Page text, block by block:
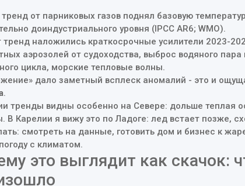
от парниковых газов поднял базовую
доиндустриального уровня (IPCC AR6; WMO).
тренд наложились краткосрочные усилители 2023-
аэрозолей от судоходства, выброс водяного
цикла, морские тепловые волны.
дало заметный всплеск аномалий - это и
.
тренды видны особенно на Севере: дольше теплая
В Карелии я вижу это по Ладоге: лед встает позже,
смотреть на данные, готовить дом и бизнес к
с климатом.
это выглядит как скачок: